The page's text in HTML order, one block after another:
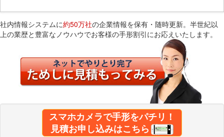
社内情報システムに約50万社の企業情報を保有・随時更新。半世紀以
上の業歴と豊富なノウハウでお客様の手形割引にお応えいたします。
スマホカメラで手形をパチリ！
見積お申し込みはこちら